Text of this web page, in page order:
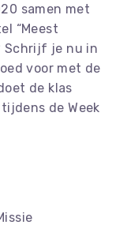
samen met
“Meest
Schrijf je nu in
voor met de
de klas
de Week